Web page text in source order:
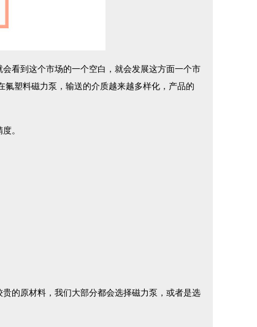
看到这个市场的一个空白，就会发展这方面一个市
氟塑料磁力泵，输送的介质越来越多样化，产品的
。
的原材料，我们大部分都会选择磁力泵，或者是选